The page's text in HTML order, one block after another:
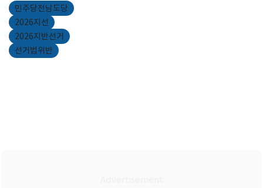
민주당전남도당
2026지선
2026지반선거
선거법위반